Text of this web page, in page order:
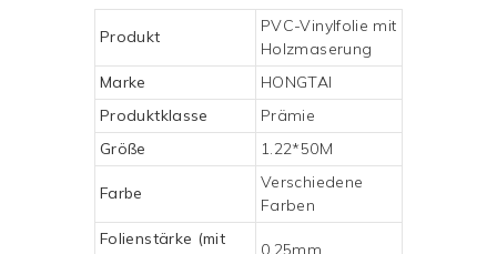
Produkt
PVC-Vinylfolie mit
Holzmaserung
Marke
HONGTAI
Produktklasse
Prämie
Größe
1.22*50M
Farbe
Verschiedene
Farben
Folienstärke (mit
0.25mm